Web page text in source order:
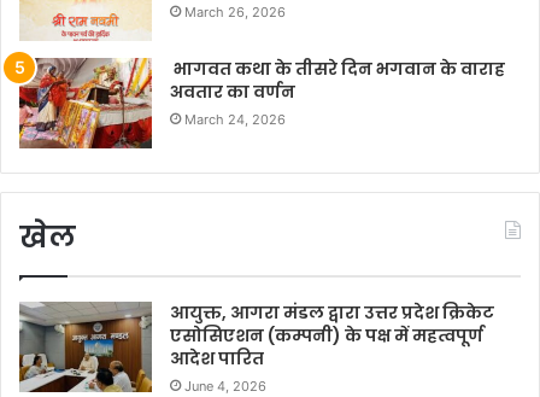
March 26, 2026
भागवत कथा के तीसरे दिन भगवान के वाराह
अवतार का वर्णन
March 24, 2026
खेल
आयुक्त, आगरा मंडल द्वारा उत्तर प्रदेश क्रिकेट
एसोसिएशन (कम्पनी) के पक्ष में महत्वपूर्ण
आदेश पारित
June 4, 2026